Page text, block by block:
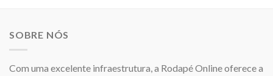
SOBRE NÓS
Com uma excelente infraestrutura, a Rodapé Online oferece a